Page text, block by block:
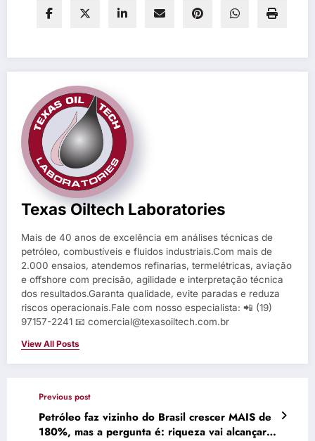
Texas Oiltech Laboratories
Mais de 40 anos de excelência em análises técnicas de
petróleo, combustíveis e fluidos industriais.Com mais de
2.000 ensaios, atendemos refinarias, termelétricas, aviação
e offshore com precisão, agilidade e interpretação técnica
dos resultados.Garanta qualidade, evite paradas e reduza
riscos operacionais.Fale com nosso especialista: 📲 (19)
97157-2241 📧 comercial@texasoiltech.com.br
View All Posts
Previous post
Petróleo faz vizinho do Brasil crescer MAIS de
180%, mas a pergunta é: riqueza vai alcançar